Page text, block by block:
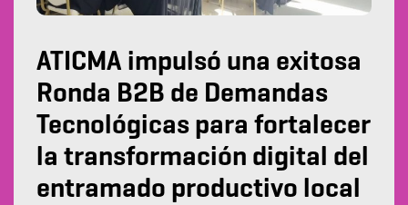
ATICMA impulsó una exitosa
Ronda B2B de Demandas
Tecnológicas para fortalecer
la transformación digital del
entramado productivo local